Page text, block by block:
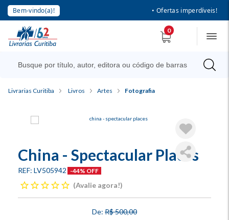
Bem-vindo(a)! • Ofertas imperdíveis!
0
Livrarias Curitiba Livros Artes Fotografia
China - Spectacular Places
LV505942 -44% OFF
Avalie agora!
R$ 500,00